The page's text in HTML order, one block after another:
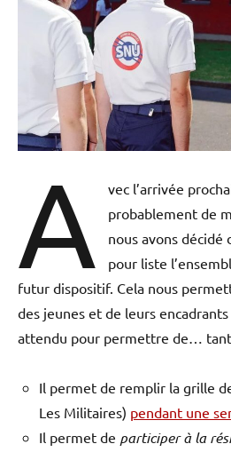
A
vec l’arrivée
probablement de
nous avons décidé
pour liste
futur dispositif. Cela nous
des jeunes et de leurs
attendu pour permettre de… tant
Il permet de remplir la grille
Les Militaires) pendant une
Il permet de participer à la